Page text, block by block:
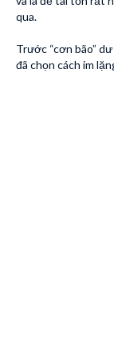
qua.
Trước “cơn bão”
đã chọn cách im